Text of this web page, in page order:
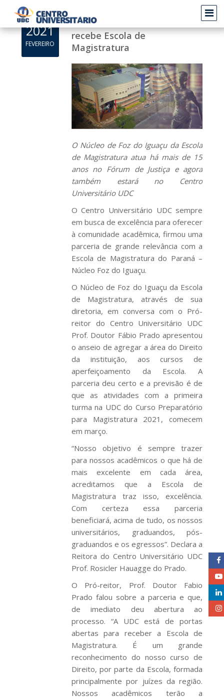
2021
FEVEREIRO
Centro Universitário UDC
recebe Escola de
Magistratura
O Núcleo de Foz do Iguaçu da Escola
de Magistratura atua há mais de 15
anos no Fórum de Justiça e agora
também estará no Centro
Universitário UDC
O Centro Universitário UDC sempre
em busca de excelência para oferecer
à comunidade acadêmica, firmou uma
parceria de grande relevância com a
Escola de Magistratura do Paraná –
Núcleo Foz do Iguaçu.
O Núcleo de Foz do Iguaçu da Escola
de Magistratura, através de sua
diretoria, em conversa com o Pró-
reitor do Centro Universitário UDC
Prof. Doutor Fábio Prado apresentou
o anseio de agregar a área do Direito
da instituição, aos cursos de
aperfeiçoamento da Escola. A
parceria deu certo e a previsão é de
que as atividades com a primeira
turma na UDC do Curso Preparatório
para Magistratura 2021, comecem
em março.
“Nosso objetivo é sempre trazer
para nossos acadêmicos o que há de
mais excelente em cada área,
acreditamos que a Escola de
Magistratura traz isso, excelência.
Com certeza essa parceria
beneficiará, acima de tudo, os nossos
universitários, graduandos, pós-
graduandos e os egressos”. Declara a
Reitora do Centro Universitário UDC
Prof. Rosicler Hauagge do Prado.
O Pró-reitor, Prof. Doutor Fabio
Prado falou sobre a parceria e que,
de imediato deu abertura ao
processo. “A UDC está de portas
abertas para receber a Escola de
Magistratura. É um grande
reconhecimento do nosso curso de
Direito, por parte da Escola, formada
principalmente por juízes da região.
Nossos acadêmicos terão a